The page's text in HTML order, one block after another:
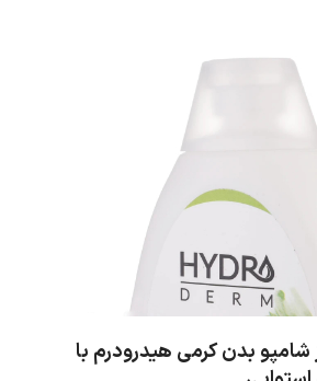
شامپو بدن کرمی هیدرودرم با